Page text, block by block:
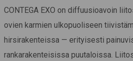
CONTEGA EXO on diffuusioavoin
ovien karmien ulkopuoliseen
hirsirakenteissa — erityisesti
rankarakenteisissa puutaloissa.